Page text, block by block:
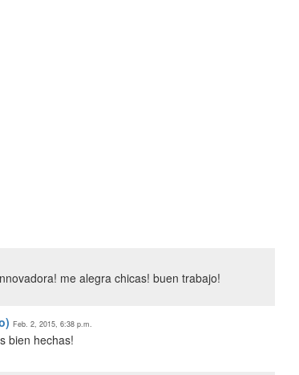
me alegra chicas! buen trabajo!
Feb. 2, 2015, 6:38 p.m.
bien hechas!